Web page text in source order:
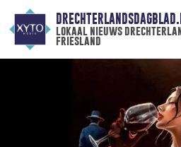
lokaal nieuws
friesland